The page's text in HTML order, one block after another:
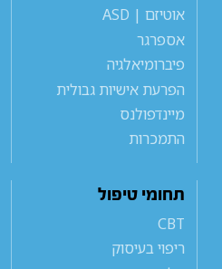
אוטיזם | ASD
אספרגר
פיברומיאלגיה
הפרעת אישיות גבולית
מיינדפולנס
התמכרות
תחומי טיפול
CBT
ריפוי בעיסוק